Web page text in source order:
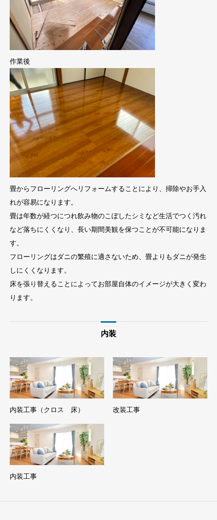
作業後
畳からフローリングへリフォームすることにより、掃除やお手入
れが容易になります。
畳は年数が経つにつれ飲み物のこぼしたシミなど生活でつく汚れ
など落ちにくくなり、長い期間美観を保つことが不可能になりま
す。
フローリングはダニの繁殖に適さないため、畳よりもダニが発生
しにくくなります。
床を張り替えることによってお部屋自体のイメージが大きく変わ
ります。
内装
内装工事（クロス 床） 改装工事
内装工事